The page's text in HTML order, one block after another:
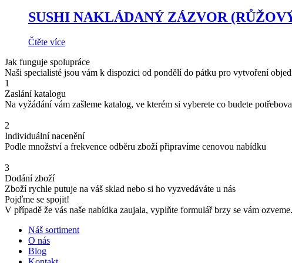
SUSHI NAKLÁDANÝ ZÁZVOR
Čtěte více
Jak funguje spolupráce
Naši specialisté jsou vám k dispozici od pondělí do pátku pro vytvoření
1
Zaslání katalogu
Na vyžádání vám zašleme katalog, ve kterém si vyberete co budete
2
Individuální nacenění
Podle množství a frekvence odběru zboží připravíme cenovou nabídku
3
Dodání zboží
Zboží rychle putuje na váš sklad nebo si ho vyzvedáváte u nás
Pojďme se spojit!
V případě že vás naše nabídka zaujala, vyplňte formulář brzy se vám ozveme.
Náš sortiment
O nás
Blog